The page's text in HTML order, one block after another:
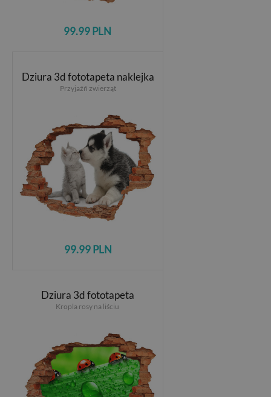
99.99 PLN
Dziura 3d fototapeta naklejka
Przyjaźń zwierząt
99.99 PLN
Dziura 3d fototapeta
Kropla rosy na liściu